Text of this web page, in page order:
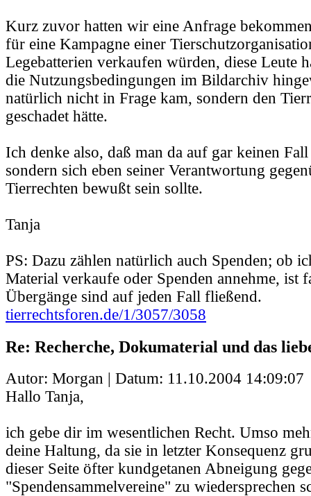
Kurz zuvor hatten wir eine Anfrage
für eine Kampagne einer
Legebatterien verkaufen würden, diese Leute
die Nutzungsbedingungen im Bildarchiv
natürlich nicht in Frage kam, sondern den
geschadet hätte.
Ich denke also, daß man da auf gar keinen
sondern sich eben seiner Verantwortung
Tierrechten bewußt sein sollte.
Tanja
PS: Dazu zählen natürlich auch Spenden; ob
Material verkaufe oder Spenden annehme, ist
Übergänge sind auf jeden Fall fließend.
tierrechtsforen.de/1/3057/3058
Re: Recherche, Dokumaterial und das
Autor: Morgan | Datum: 11.10.2004 14:09:07
Hallo Tanja,
ich gebe dir im wesentlichen Recht. Umso
deine Haltung, da sie in letzter Konsequenz
dieser Seite öfter kundgetanen Abneigung
"Spendensammelvereine" zu wiedersprechen